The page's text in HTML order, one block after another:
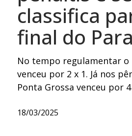
classifica
final do
No tempo regulamentar o
venceu por 2 x 1. Já nos
Ponta Grossa venceu por 4
18/03/2025